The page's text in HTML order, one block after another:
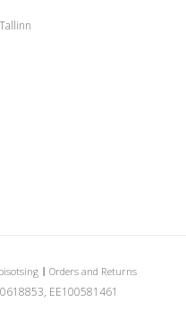
Orders and Returns
EE100581461